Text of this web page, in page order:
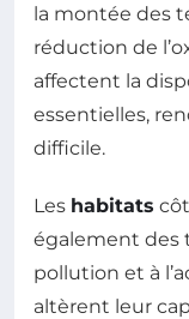
la montée des
réduction de
affectent la
essentielles,
difficile.
Les habitats
également des
pollution et à
altèrent leur